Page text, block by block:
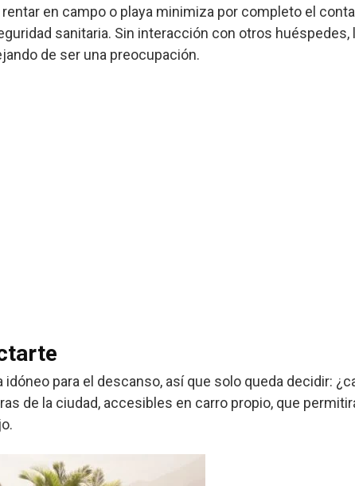
en campo o playa minimiza por completo el
sanitaria. Sin interacción con otros huéspedes,
de ser una preocupación.
para el descanso, así que solo queda decidir:
de la ciudad, accesibles en carro propio, que